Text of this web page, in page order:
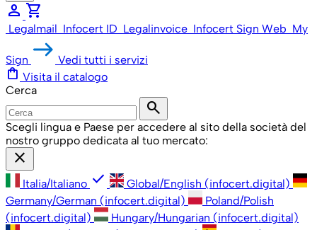
person shopping_cart
Legalmail Infocert ID Legalinvoice Infocert Sign Web My
Sign Vedi tutti i servizi
shopping_bag Visita il catalogo
Cerca
search
Scegli lingua e Paese per accedere al sito della società del
nostro gruppo dedicata al tuo mercato:
close
Italia/Italiano check
Global/English (infocert.digital)
Germany/German (infocert.digital)
Poland/Polish
(infocert.digital)
Hungary/Hungarian (infocert.digital)